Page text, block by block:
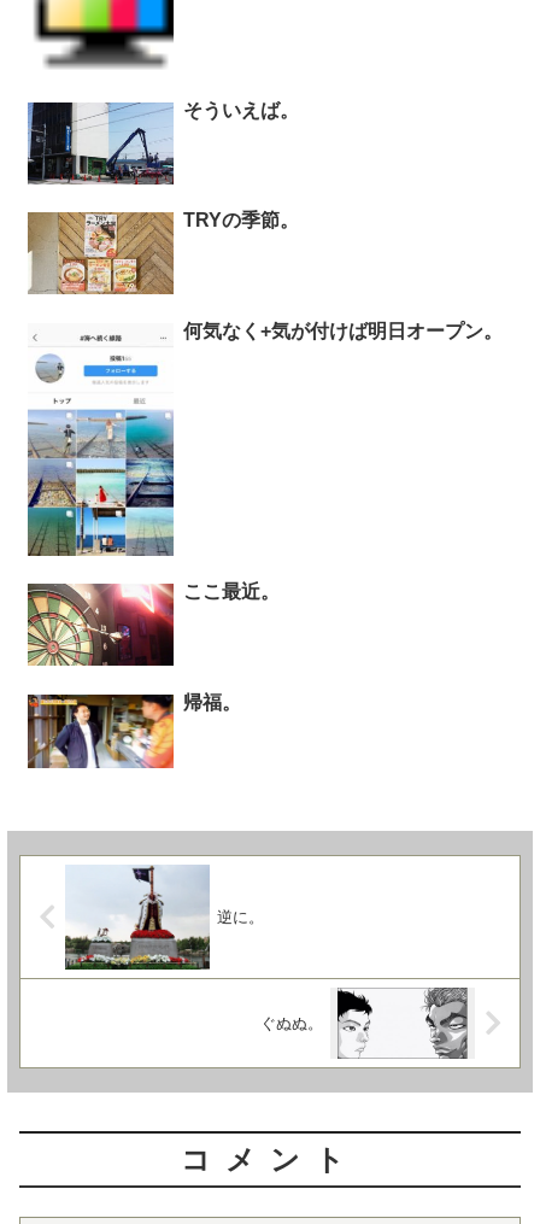
そういえば。
TRYの季節。
何気なく+気が付けば明日オープン。
ここ最近。
帰福。
逆に。
ぐぬぬ。
コメント